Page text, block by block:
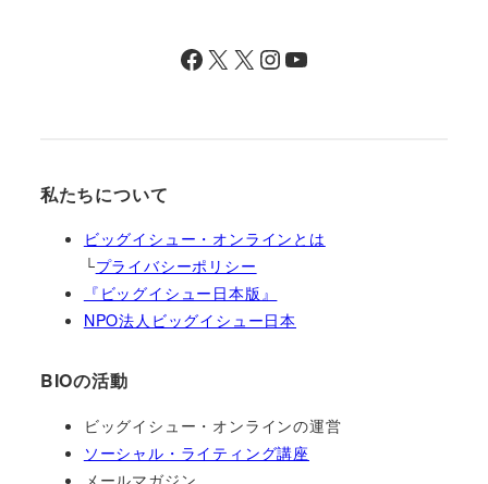
Facebook X X InstagramYouTube
私たちについて
ビッグイシュー・オンラインとは
└プライバシーポリシー
『ビッグイシュー日本版』
NPO法人ビッグイシュー日本
BIOの活動
ビッグイシュー・オンラインの運営
ソーシャル・ライティング講座
メールマガジン